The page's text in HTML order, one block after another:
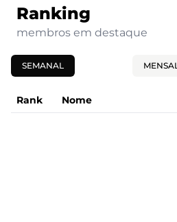
Ranking
membros em destaque
SEMANAL
Rank Nome